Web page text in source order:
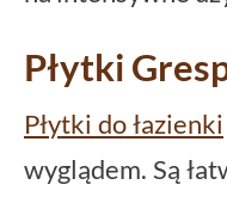
Płytki
Płytki do łazienki
wyglądem. Są